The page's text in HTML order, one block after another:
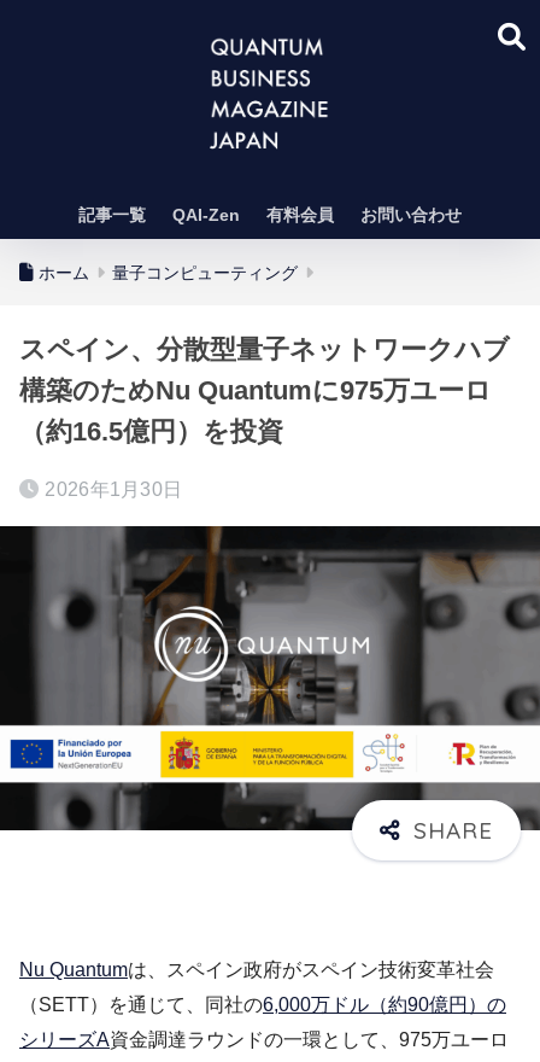
記事一覧 QAI-Zen 有料会員 お問い合わせ
ホーム 量子コンピューティング
スペイン、分散型量子ネットワークハブ
構築のためNu Quantumに975万ユーロ
（約16.5億円）を投資
2026年1月30日
Nu Quantumは、スペイン政府がスペイン技術変革社会
（SETT）を通じて、同社の6,000万ドル（約90億円）の
シリーズA資金調達ラウンドの一環として、975万ユーロ